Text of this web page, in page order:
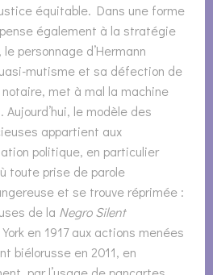
équitable. Dans une forme
également à la stratégie
personnage d’Hermann
mutisme et sa défection de
met à mal la machine
le modèle des
appartient aux
politique, en particulier
toute prise de parole
et se trouve réprimée :
de la Negro Silent
en 1917 aux actions menées
biélorusse en 2011, en